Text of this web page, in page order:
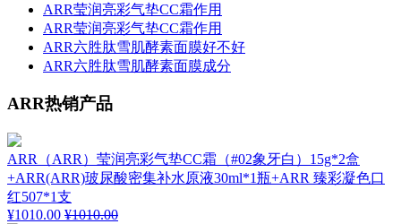
ARR莹润亮彩气垫CC霜作用
ARR莹润亮彩气垫CC霜作用
ARR六胜肽雪肌酵素面膜好不好
ARR六胜肽雪肌酵素面膜成分
ARR热销产品
ARR（ARR）莹润亮彩气垫CC霜（#02象牙白）15g*2盒
+ARR(ARR)玻尿酸密集补水原液30ml*1瓶+ARR 臻彩凝色口
红507*1支
¥1010.00 ¥1010.00